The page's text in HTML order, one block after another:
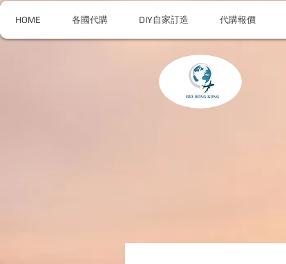
HOME 各國代購 DIY自家訂造 代購報價